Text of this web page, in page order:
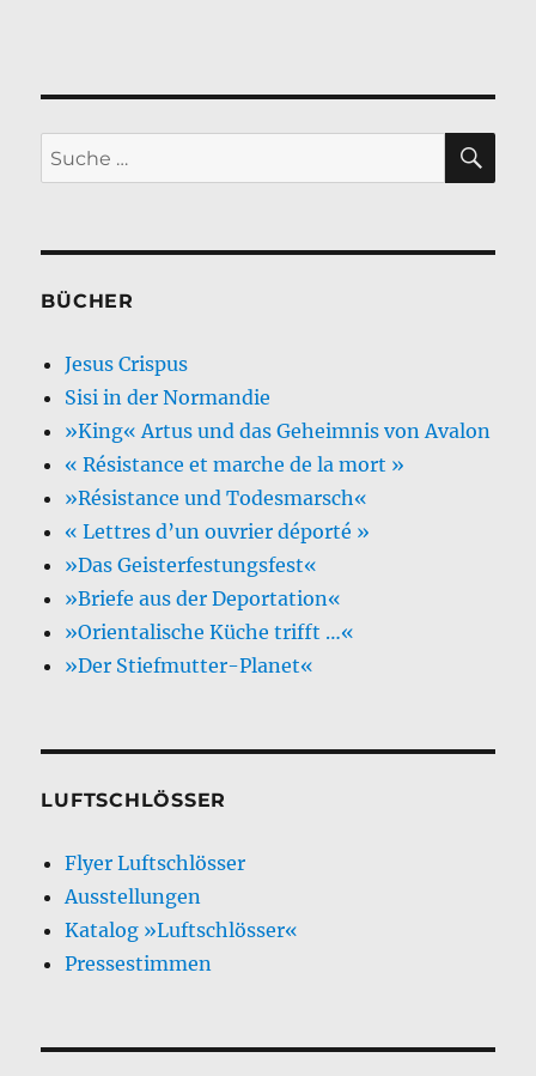
Suche
nach:
BÜCHER
Jesus Crispus
Sisi in der Normandie
»King« Artus und das Geheimnis von Avalon
« Résistance et marche de la mort »
»Résistance und Todesmarsch«
« Lettres d’un ouvrier déporté »
»Das Geisterfestungsfest«
»Briefe aus der Deportation«
»Orientalische Küche trifft …«
»Der Stiefmutter-Planet«
LUFTSCHLÖSSER
Flyer Luftschlösser
Ausstellungen
Katalog »Luftschlösser«
Pressestimmen